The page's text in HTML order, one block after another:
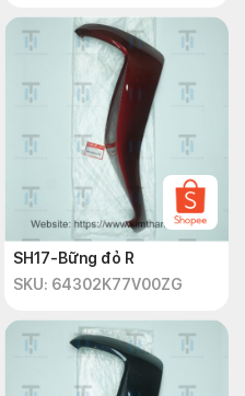
SH17-Bững đỏ R
SKU: 64302K77V00ZG